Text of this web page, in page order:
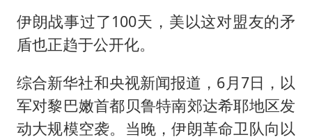
伊朗战事过了100天，美以这对盟友的矛
盾也正趋于公开化。
综合新华社和央视新闻报道，6月7日，以
军对黎巴嫩首都贝鲁特南郊达希耶地区发
动大规模空袭。当晚，伊朗革命卫队向以